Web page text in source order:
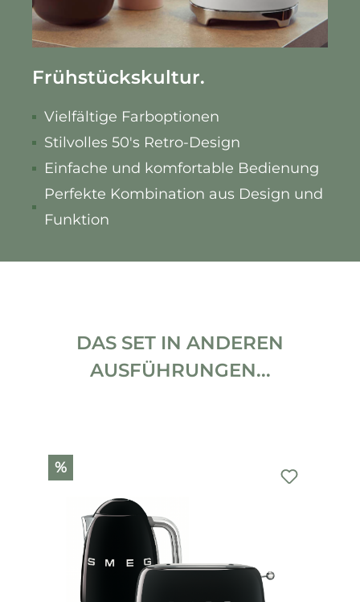
Frühstückskultur.
Vielfältige Farboptionen
Stilvolles 50's Retro-Design
Einfache und komfortable Bedienung
Perfekte Kombination aus Design und
Funktion
DAS SET IN ANDEREN
AUSFÜHRUNGEN...
Produktgalerie überspringen
%